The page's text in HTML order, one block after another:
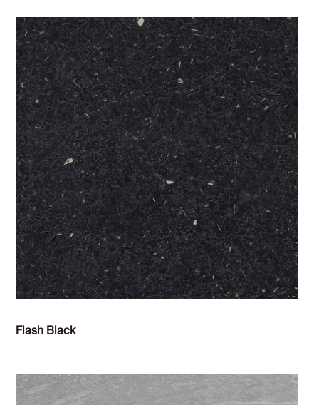
Flash Black